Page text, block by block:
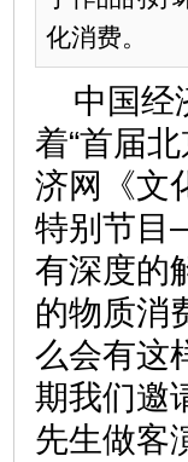
化消费。
中国经
着“首届
济网《文
特别节目
有深度的
的物质消
么会有这
期我们邀
先生做客